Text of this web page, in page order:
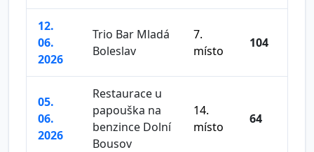
12.
06.
2026
Trio Bar Mladá
Boleslav
7.
místo
104
05.
06.
2026
Restaurace u
papouška na
benzince Dolní
Bousov
14.
místo
64